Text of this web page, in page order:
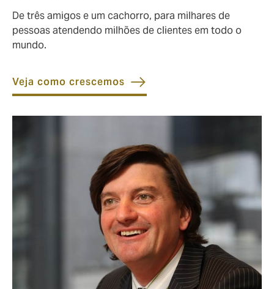
De três amigos e um cachorro, para milhares de
pessoas atendendo milhões de clientes em todo o
mundo.
Veja como crescemos